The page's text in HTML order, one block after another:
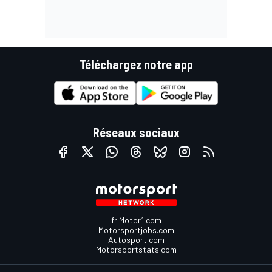
Téléchargez notre app
Réseaux sociaux
fr.Motor1.com
Motorsportjobs.com
Autosport.com
Motorsportstats.com